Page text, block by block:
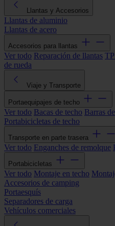
Llantas y Accesorios
Llantas de aluminio
Llantas de acero
Accesorios para llantas
Ver todo Reparación de llantas
de rueda
Viaje y Transporte
Portaequipajes de techo
Ver todo Bacas de techo Barras
Portabicicletas de techo
Transporte en parte trasera
Ver todo Enganches de remolque
Portabicicletas
Ver todo Montaje en techo
Accesorios de camping
Portaesquís
Separadores de carga
Vehículos comerciales